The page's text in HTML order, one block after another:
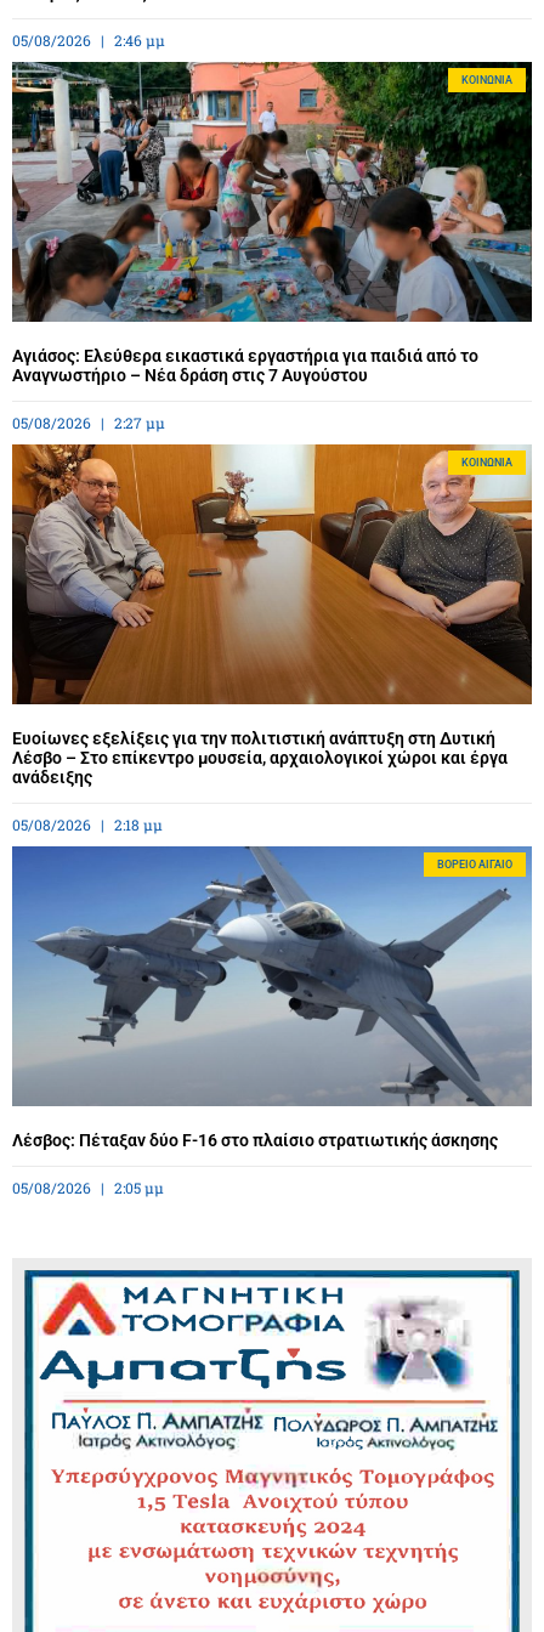
05/08/2026 2:46 μμ
ΚΟΙΝΩΝΊΑ
Αγιάσος: Ελεύθερα εικαστικά εργαστήρια για παιδιά από το
Αναγνωστήριο – Νέα δράση στις 7 Αυγούστου
05/08/2026 2:27 μμ
ΚΟΙΝΩΝΊΑ
Ευοίωνες εξελίξεις για την πολιτιστική ανάπτυξη στη Δυτική
Λέσβο – Στο επίκεντρο μουσεία, αρχαιολογικοί χώροι και έργα
ανάδειξης
05/08/2026 2:18 μμ
BΌΡΕΙΟ ΑΙΓΑΊΟ
Λέσβος: Πέταξαν δύο F-16 στο πλαίσιο στρατιωτικής άσκησης
05/08/2026 2:05 μμ